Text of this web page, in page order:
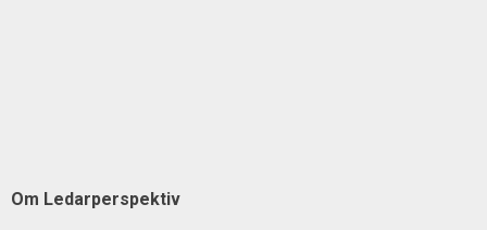
Om Ledarperspektiv